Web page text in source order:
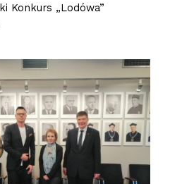
Konkurs „Lodówa”